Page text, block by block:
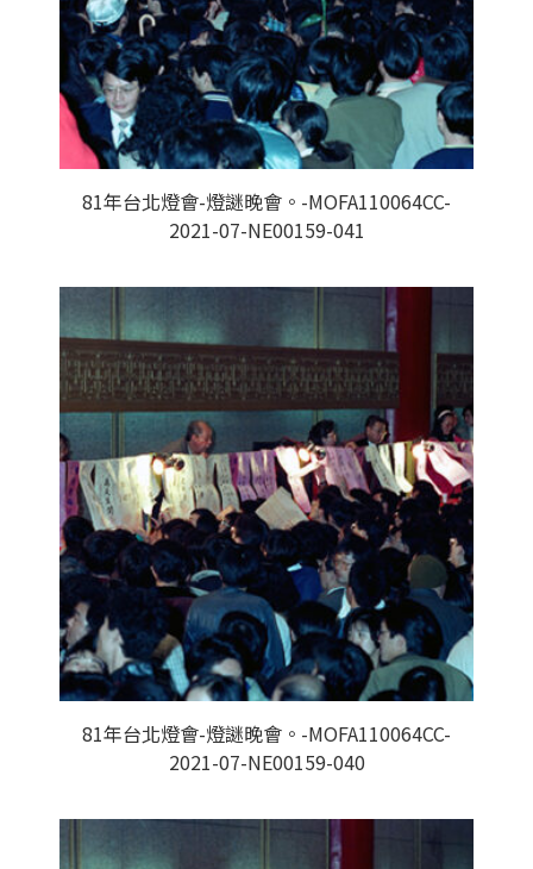
81年台北燈會-燈謎晚會。-MOFA110064CC-
2021-07-NE00159-041
81年台北燈會-燈謎晚會。-MOFA110064CC-
2021-07-NE00159-040